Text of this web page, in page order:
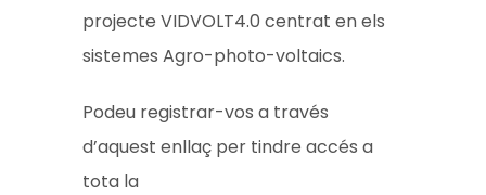
projecte VIDVOLT4.0 centrat en els
sistemes Agro-photo-voltaics.
Podeu registrar-vos a través
d’aquest enllaç per tindre accés a
tota la